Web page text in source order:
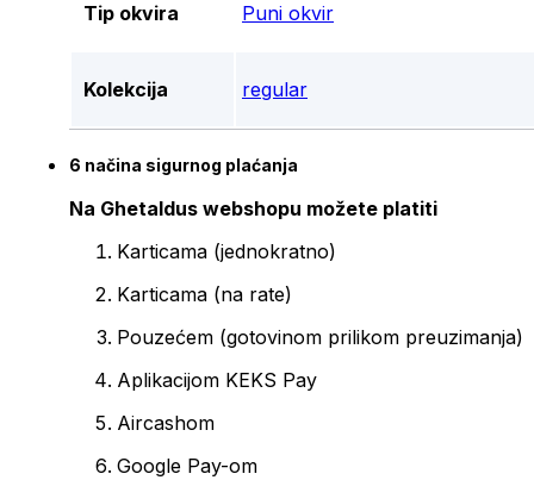
Tip okvira Puni okvir
Kolekcija regular
6 načina sigurnog plaćanja
Na Ghetaldus webshopu možete platiti
Karticama (jednokratno)
Karticama (na rate)
Pouzećem (gotovinom prilikom preuzimanja)
Aplikacijom KEKS Pay
Aircashom
Google Pay-om